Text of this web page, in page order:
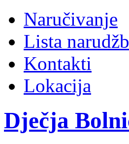
Naručivanje
Lista
Kontakti
Lokacija
Dječja